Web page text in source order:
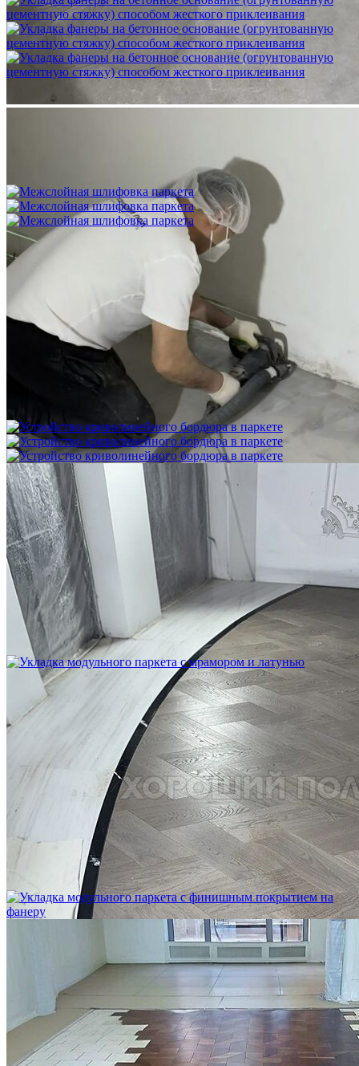
цементную стяжку) способом жесткого приклеивания
Межслойная шлифовка паркета
Устройство криволинейного бордюра в паркете
2 500 ₽
Укладка модульного паркета с мрамором и латунью